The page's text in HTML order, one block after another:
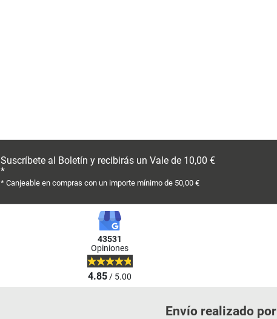
Suscríbete al Boletín y recibirás un Vale de 10,00 €
*
* Canjeable en compras con un importe mínimo de 50,00 €
43531
Opiniones
4.85/ 5.00
Envío realizado por